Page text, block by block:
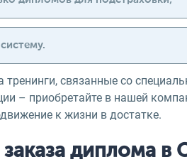
связанные со
– приобретайте в нашей
к жизни в достатке.
диплома в